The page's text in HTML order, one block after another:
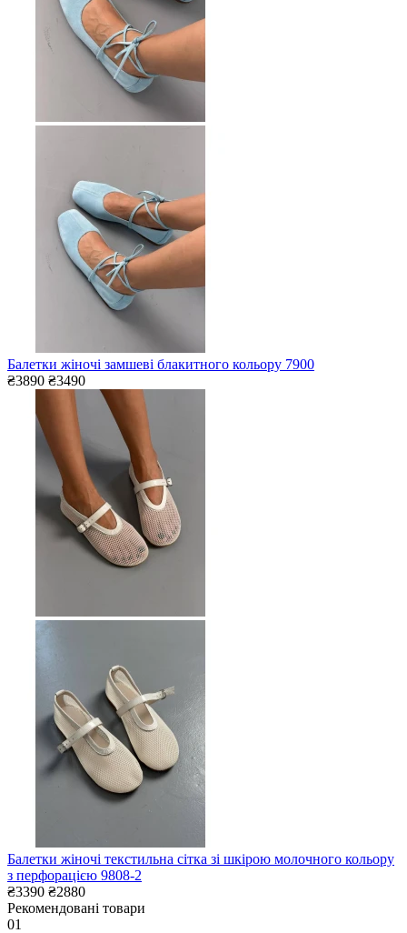
Балетки жіночі замшеві блакитного кольору 7900
₴3890 ₴3490
Балетки жіночі текстильна сітка зі шкірою молочного кольору
з перфорацією 9808-2
₴3390 ₴2880
Рекомендовані товари
01